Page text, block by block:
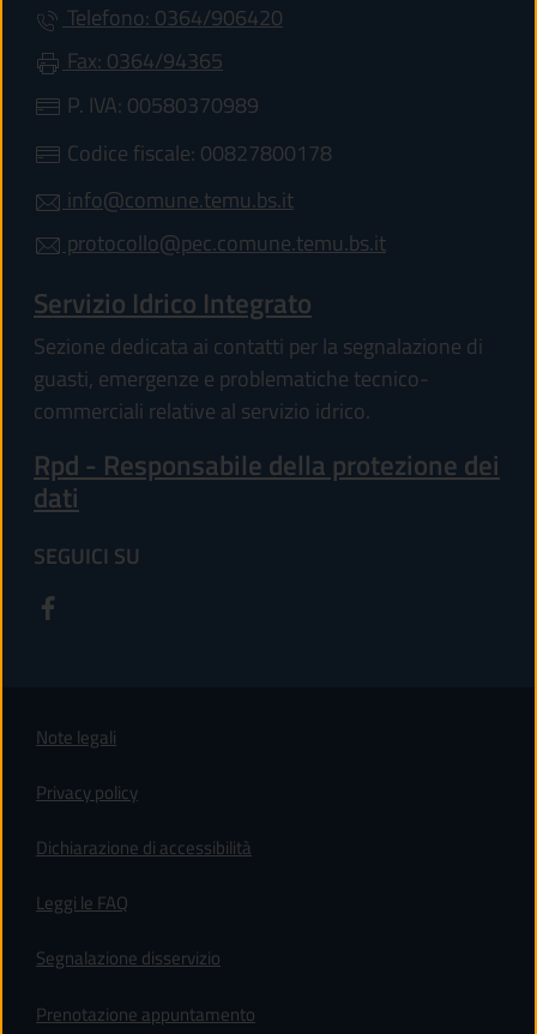
Telefono: 0364/906420
Fax: 0364/94365
P. IVA: 00580370989
Codice fiscale: 00827800178
info@comune.temu.bs.it
protocollo@pec.comune.temu.bs.it
Servizio Idrico Integrato
Sezione dedicata ai contatti per la segnalazione di
guasti, emergenze e problematiche tecnico-
commerciali relative al servizio idrico.
Rpd - Responsabile della protezione dei
dati
SEGUICI SU
Note legali
Privacy policy
Dichiarazione di accessibilità
Leggi le FAQ
Segnalazione disservizio
Prenotazione appuntamento